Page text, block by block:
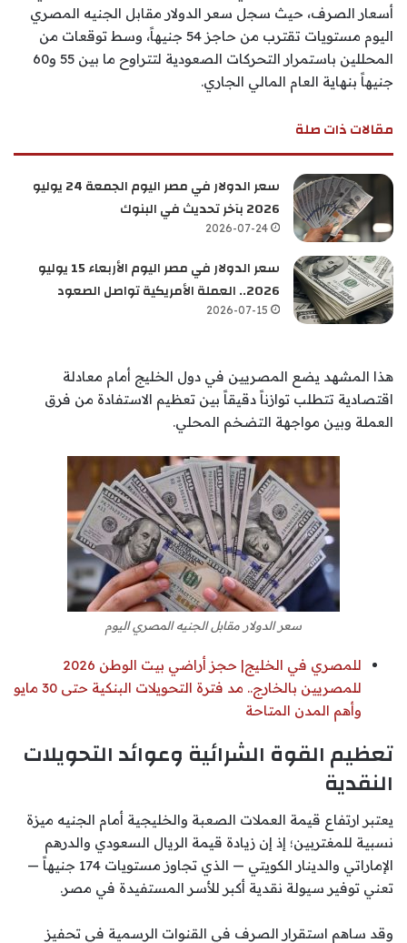
أسعار الصرف، حيث سجل سعر الدولار مقابل الجنيه المصري
اليوم مستويات تقترب من حاجز 54 جنيهاً، وسط توقعات من
المحللين باستمرار التحركات الصعودية لتتراوح ما بين 55 و60
جنيهاً بنهاية العام المالي الجاري.
مقالات ذات صلة
سعر الدولار في مصر اليوم الجمعة 24 يوليو
2026 بآخر تحديث في البنوك
2026-07-24
سعر الدولار في مصر اليوم الأربعاء 15 يوليو
2026.. العملة الأمريكية تواصل الصعود
2026-07-15
هذا المشهد يضع المصريين في دول الخليج أمام معادلة
اقتصادية تتطلب توازناً دقيقاً بين تعظيم الاستفادة من فرق
العملة وبين مواجهة التضخم المحلي.
سعر الدولار مقابل الجنيه المصري اليوم
للمصري في الخليج| حجز أراضي بيت الوطن 2026
للمصريين بالخارج.. مد فترة التحويلات البنكية حتى 30 مايو
وأهم المدن المتاحة
تعظيم القوة الشرائية وعوائد التحويلات
النقدية
يعتبر ارتفاع قيمة العملات الصعبة والخليجية أمام الجنيه ميزة
نسبية للمغتربين؛ إذ إن زيادة قيمة الريال السعودي والدرهم
الإماراتي والدينار الكويتي — الذي تجاوز مستويات 174 جنيهاً —
تعني توفير سيولة نقدية أكبر للأسر المستفيدة في مصر.
وقد ساهم استقرار الصرف في القنوات الرسمية في تحفيز